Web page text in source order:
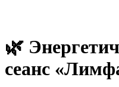
🌿
сеанс